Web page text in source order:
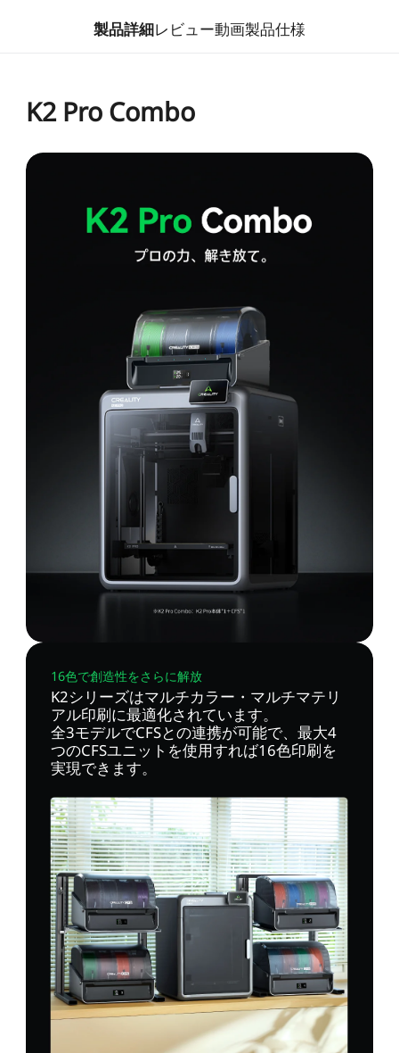
製品詳細レビュー動画製品仕様
K2 Pro Combo
16色で創造性をさらに解放
K2シリーズはマルチカラー・マルチマテリ
アル印刷に最適化されています。
全3モデルでCFSとの連携が可能で、最大4
つのCFSユニットを使用すれば16色印刷を
実現できます。